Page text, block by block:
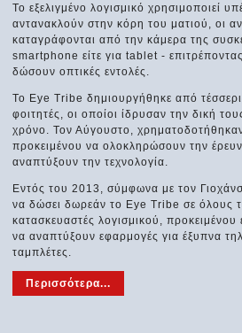
Το εξελιγμένο λογισμικό χρησιμοποιεί
αντανακλούν στην κόρη του ματιού, οι
καταγράφονται από την κάμερα της
smartphone είτε για tablet -
δώσουν οπτικές εντολές.
Το Eye Tribe δημιουργήθηκε από
φοιτητές, οι οποίοι ίδρυσαν την δική
χρόνο. Τον Αύγουστο,
προκειμένου να ολοκληρώσουν την
αναπτύξουν την τεχνολογία.
Εντός του 2013, σύμφωνα με τον
να δώσει δωρεάν το Eye Tribe σε όλους
κατασκευαστές λογισμικού, προκειμένου
να αναπτύξουν εφαρμογές για έξυπνα
ταμπλέτες.
Περισσότερα...